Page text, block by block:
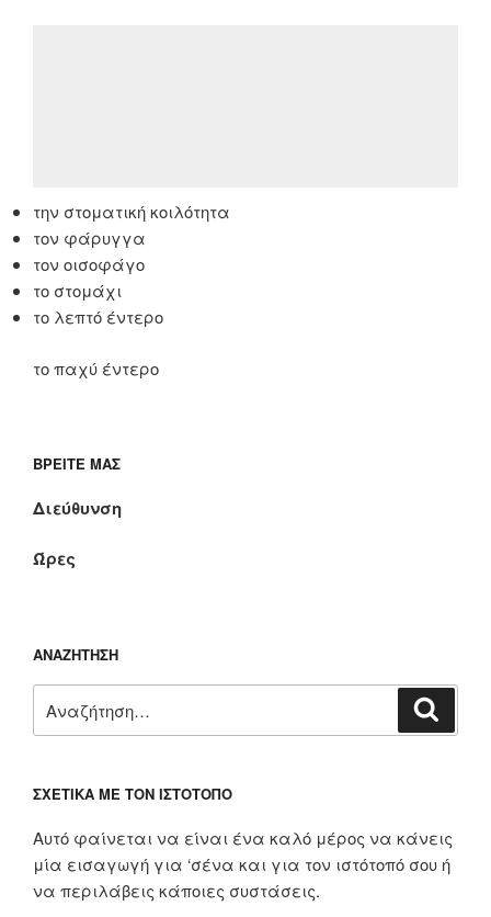
την στοματική κοιλότητα
τον φάρυγγα
τον οισοφάγο
το στομάχι
το λεπτό έντερο
το παχύ έντερο
ΒΡΕΊΤΕ ΜΑΣ
Διεύθυνση
Ώρες
ΑΝΑΖΉΤΗΣΗ
για:
ΣΧΕΤΙΚΆ ΜΕ ΤΟΝ ΙΣΤΌΤΟΠΟ
Αυτό φαίνεται να είναι ένα καλό μέρος να κάνεις
μία εισαγωγή για ‘σένα και για τον ιστότοπό σου ή
να περιλάβεις κάποιες συστάσεις.